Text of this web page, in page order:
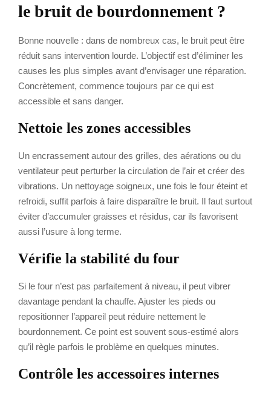
le bruit de bourdonnement ?
Bonne nouvelle : dans de nombreux cas, le bruit peut être
réduit sans intervention lourde. L’objectif est d’éliminer les
causes les plus simples avant d’envisager une réparation.
Concrètement, commence toujours par ce qui est
accessible et sans danger.
Nettoie les zones accessibles
Un encrassement autour des grilles, des aérations ou du
ventilateur peut perturber la circulation de l’air et créer des
vibrations. Un nettoyage soigneux, une fois le four éteint et
refroidi, suffit parfois à faire disparaître le bruit. Il faut surtout
éviter d’accumuler graisses et résidus, car ils favorisent
aussi l’usure à long terme.
Vérifie la stabilité du four
Si le four n’est pas parfaitement à niveau, il peut vibrer
davantage pendant la chauffe. Ajuster les pieds ou
repositionner l’appareil peut réduire nettement le
bourdonnement. Ce point est souvent sous-estimé alors
qu’il règle parfois le problème en quelques minutes.
Contrôle les accessoires internes